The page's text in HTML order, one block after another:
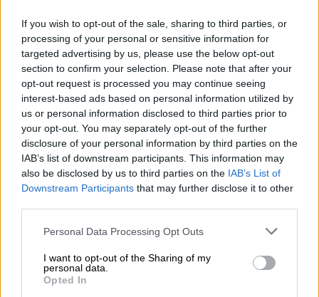
If you wish to opt-out of the sale, sharing to third parties, or
processing of your personal or sensitive information for
targeted advertising by us, please use the below opt-out
section to confirm your selection. Please note that after your
opt-out request is processed you may continue seeing
interest-based ads based on personal information utilized by
us or personal information disclosed to third parties prior to
your opt-out. You may separately opt-out of the further
disclosure of your personal information by third parties on the
IAB’s list of downstream participants. This information may
also be disclosed by us to third parties on the IAB’s List of
Downstream Participants that may further disclose it to other
Please note that this website/app uses one or more Google
not limited to your visit or usage behaviour. You may click to
grant or deny consent to Google and its third-party tags to
use your data for below specified purposes in below Google
Personal Data Processing Opt Outs
I want to opt-out of the Sharing of my
personal data.
Opted In
Σπουδών), ταΜαθηματικά(Ο.Π. Θετικών
Σπουδών και Σπουδών Οικονομίας και
Πληροφορικής) και τη Βιολογία (Ο.Π.
Σπουδών Υγείας).
Στη συνέχεια, τηνΠέμπτη 6 Ιουνίουοι
υποψήφιοι θαεξεταστούν στα Λατινικά (Ο.Π.
Ανθρωπιστικών Σπουδών), τη Χημεία (Ο.Π.
Θετικών Σπουδών και Σπουδών Υγείας) και
την Πληροφορική (Ο.Π. Σπουδών Οικονομίας
και Πληροφορικής).
Πανελλήνιες 2024: Το πρόγραμμα στα
ΕΠΑΛ
Όσον αφορά τους